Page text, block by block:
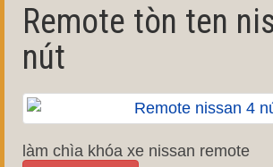
Remote tòn ten
nút
làm chìa khóa xe nissan remote